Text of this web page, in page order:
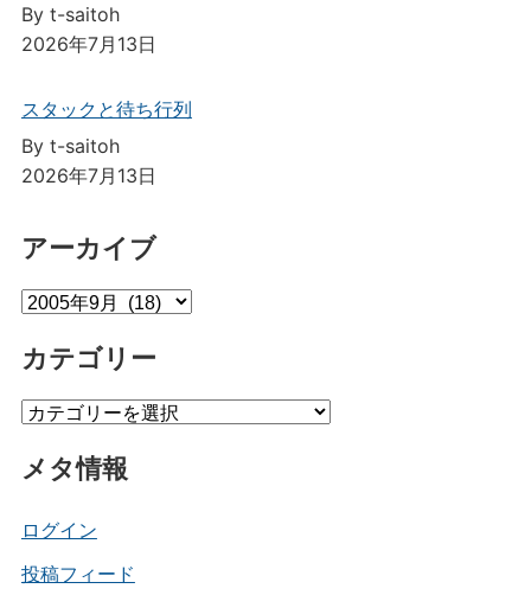
By t-saitoh
2026年7月13日
スタックと待ち行列
By t-saitoh
2026年7月13日
アーカイブ
ア
カ
ブ
カテゴリー
カ
ゴ
ー
メタ情報
ログイン
投稿フィード